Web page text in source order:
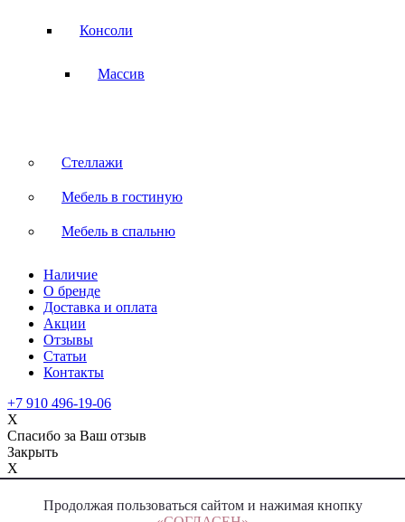
Продолжая пользоваться сайтом и нажимая кнопку
Консоли
Массив
Стеллажи
Мебель в гостиную
Мебель в спальню
Наличие
О бренде
Доставка и оплата
Акции
Отзывы
Статьи
Контакты
+7 910 496-19-06
X
Спасибо за Ваш отзыв
Закрыть
X
Спасибо за Вашу заявку
Закрыть